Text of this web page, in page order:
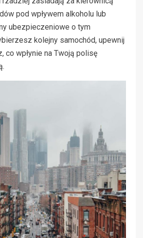
pod wpływem alkoholu lub
ubezpieczeniowe o tym
kolejny samochód, upewnij
co wpłynie na Twoją polisę